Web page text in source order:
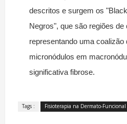
descritos e surgem os
Negros", que são regiões
representando uma coalizão
micronódulos em
significativa fibrose.
Tags : Fisioterapia na Dermato-Funcional